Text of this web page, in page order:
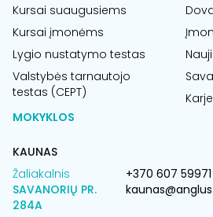
Kursai suaugusiems
Kursai įmonėms
Lygio nustatymo testas
Valstybės tarnautojo
testas (CEPT)
MOKYKLOS
KAUNAS
Žaliakalnis
SAVANORIŲ PR.
284A
+370 607 59971